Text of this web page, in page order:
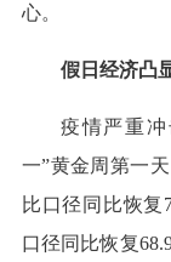
心。
假日经济凸
疫情严重
一”黄金周第一
比口径同比恢复
口径同比恢复